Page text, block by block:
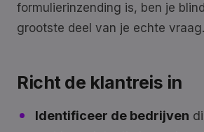
formulierinzending is, ben je
grootste deel van je echte vraag.
Richt de klantreis in
Identificeer de bedrijven